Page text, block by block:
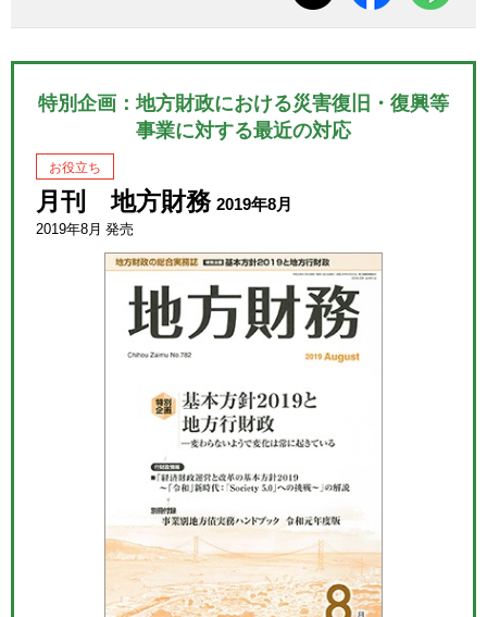
特別企画：地方財政における災害復旧・復興等
事業に対する最近の対応
お役立ち
月刊 地方財務 2019年8月
2019年8月 発売